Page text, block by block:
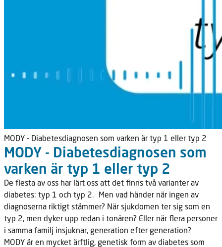
MODY - Diabetesdiagnosen som varken är typ 1 eller typ 2
MODY - Diabetesdiagnosen som
varken är typ 1 eller typ 2
De flesta av oss har lärt oss att det finns två varianter av
diabetes: typ 1 och typ 2. Men vad händer när ingen av
diagnoserna riktigt stämmer? När sjukdomen ter sig som en
typ 2, men dyker upp redan i tonåren? Eller när flera personer
i samma familj insjuknar, generation efter generation?
MODY är en mycket ärftlig, genetisk form av diabetes som